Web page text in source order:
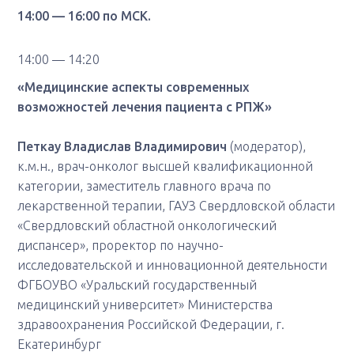
14:00 — 16:00 по МСК.
14:00 — 14:20
«Медицинские аспекты современных
возможностей лечения пациента с РПЖ»
Петкау Владислав Владимирович (модератор),
к.м.н., врач-онколог высшей квалификационной
категории, заместитель главного врача по
лекарственной терапии, ГАУЗ Свердловской области
«Свердловский областной онкологический
диспансер», проректор по научно-
исследовательской и инновационной деятельности
ФГБОУВО «Уральский государственный
медицинский университет» Министерства
здравоохранения Российской Федерации, г.
Екатеринбург